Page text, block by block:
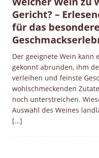
Gericht? –
für das besondere
Der geeignete Wein kann
gekonnt abrunden, ihm
verleihen und feinste
wohlschmeckenden
noch unterstreichen.
Auswahl des Weines
[…]